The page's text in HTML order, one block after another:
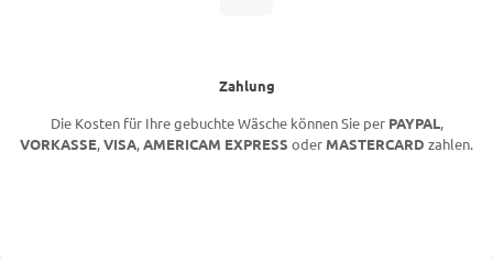
Zahlung
Die Kosten für Ihre gebuchte Wäsche können Sie per PAYPAL,
VORKASSE,VISA,AMERICAM EXPRESS oder MASTERCARD zahlen.